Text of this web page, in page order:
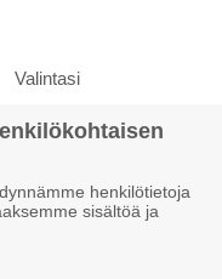
Valintasi
henkilötietoja
sisältöä ja